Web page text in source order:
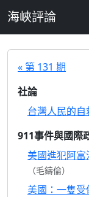
海峽評論
« 第 131 期
社論
台灣人民的自
911事件與國際
美國進犯阿
（毛鑄倫）
美國：一隻受